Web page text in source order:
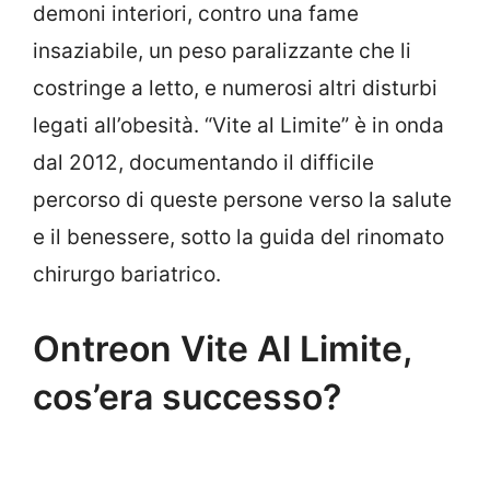
demoni interiori, contro una fame
insaziabile, un peso paralizzante che li
costringe a letto, e numerosi altri disturbi
legati all’obesità. “Vite al Limite” è in onda
dal 2012, documentando il difficile
percorso di queste persone verso la salute
e il benessere, sotto la guida del rinomato
chirurgo bariatrico.
Ontreon Vite Al Limite,
cos’era successo?